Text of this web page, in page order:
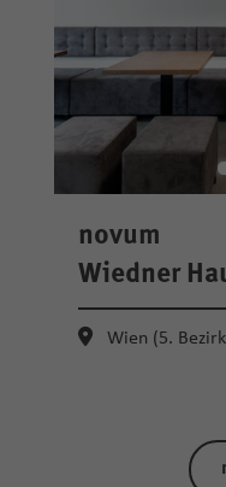
novum
Wiedner
Wien (5.